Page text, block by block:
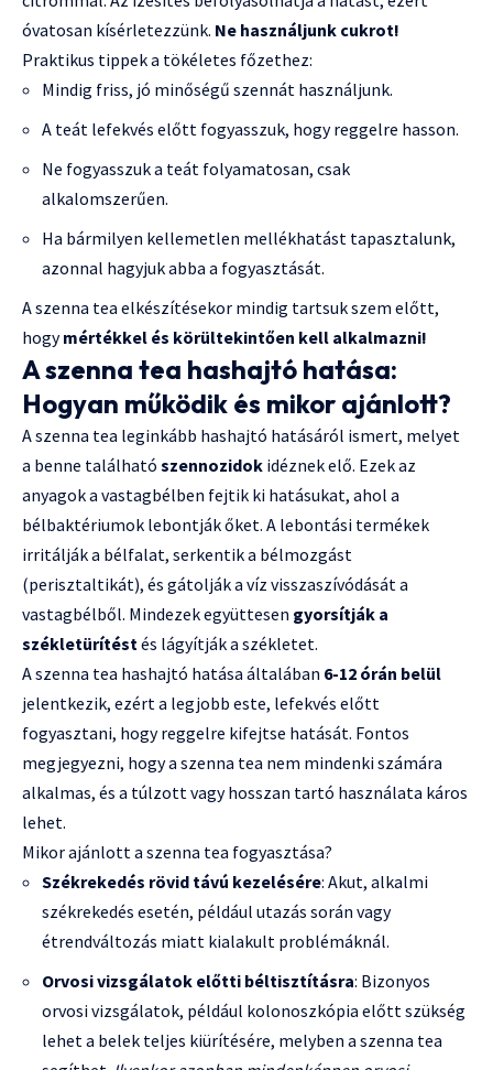
óvatosan kísérletezzünk. Ne használjunk cukrot!
Praktikus tippek a tökéletes főzethez:
Mindig friss, jó minőségű szennát használjunk.
A teát lefekvés előtt fogyasszuk, hogy reggelre hasson.
Ne fogyasszuk a teát folyamatosan, csak
alkalomszerűen.
Ha bármilyen kellemetlen mellékhatást tapasztalunk,
azonnal hagyjuk abba a fogyasztását.
A szenna tea elkészítésekor mindig tartsuk szem előtt,
hogymértékkel és körültekintően kell alkalmazni!
A szenna tea hashajtó hatása:
Hogyan működik és mikor ajánlott?
A szenna tea leginkább hashajtó hatásáról ismert, melyet
a benne található szennozidok idéznek elő. Ezek az
anyagok a vastagbélben fejtik ki hatásukat, ahol a
bélbaktériumok lebontják őket. A lebontási termékek
irritálják a bélfalat, serkentik a bélmozgást
(perisztaltikát), és gátolják a víz visszaszívódását a
vastagbélből. Mindezek együttesen gyorsítják a
székletürítéstés lágyítják a székletet.
A szenna tea hashajtó hatása általában 6-12 órán belül
jelentkezik, ezért a legjobb este, lefekvés előtt
fogyasztani, hogy reggelre kifejtse hatását. Fontos
megjegyezni, hogy a szenna tea nem mindenki számára
alkalmas, és a túlzott vagy hosszan tartó használata káros
lehet.
Mikor ajánlott a szenna tea fogyasztása?
Székrekedés rövid távú kezelésére: Akut, alkalmi
székrekedés esetén, például utazás során vagy
étrendváltozás miatt kialakult problémáknál.
Orvosi vizsgálatok előtti béltisztításra: Bizonyos
orvosi vizsgálatok, például kolonoszkópia előtt szükség
lehet a belek teljes kiürítésére, melyben a szenna tea